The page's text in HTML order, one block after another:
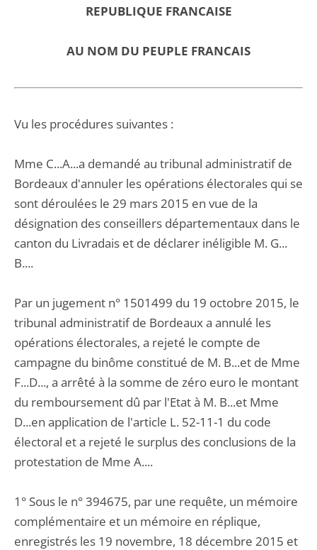
REPUBLIQUE FRANCAISE
AU NOM DU PEUPLE FRANCAIS
Vu les procédures suivantes :
Mme C...A...a demandé au tribunal administratif de
Bordeaux d'annuler les opérations électorales qui se
sont déroulées le 29 mars 2015 en vue de la
désignation des conseillers départementaux dans le
canton du Livradais et de déclarer inéligible M. G...
B....
Par un jugement n° 1501499 du 19 octobre 2015, le
tribunal administratif de Bordeaux a annulé les
opérations électorales, a rejeté le compte de
campagne du binôme constitué de M. B...et de Mme
F...D..., a arrêté à la somme de zéro euro le montant
du remboursement dû par l'Etat à M. B...et Mme
D...en application de l'article L. 52-11-1 du code
électoral et a rejeté le surplus des conclusions de la
protestation de Mme A....
1° Sous le n° 394675, par une requête, un mémoire
complémentaire et un mémoire en réplique,
enregistrés les 19 novembre, 18 décembre 2015 et